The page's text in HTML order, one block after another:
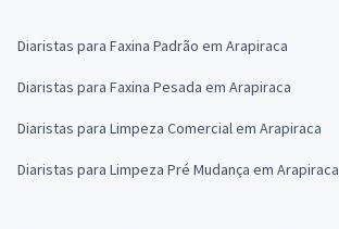
Diaristas para Faxina Padrão em Arapiraca
Diaristas para Faxina Pesada em Arapiraca
Diaristas para Limpeza Comercial em Arapiraca
Diaristas para Limpeza Pré Mudança em Arapiraca